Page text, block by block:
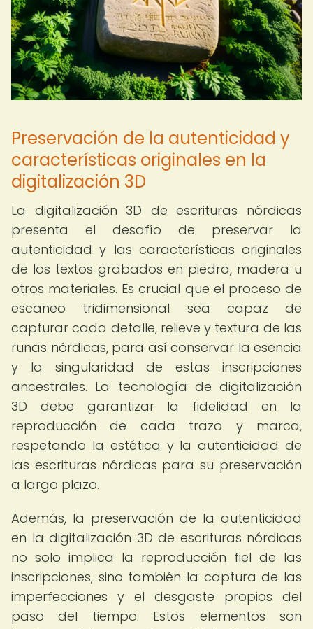
Preservación de la autenticidad y
características originales en la
digitalización 3D
La digitalización 3D de escrituras nórdicas
presenta el desafío de preservar la
autenticidad y las características originales
de los textos grabados en piedra, madera u
otros materiales. Es crucial que el proceso de
escaneo tridimensional sea capaz de
capturar cada detalle, relieve y textura de las
runas nórdicas, para así conservar la esencia
y la singularidad de estas inscripciones
ancestrales. La tecnología de digitalización
3D debe garantizar la fidelidad en la
reproducción de cada trazo y marca,
respetando la estética y la autenticidad de
las escrituras nórdicas para su preservación
a largo plazo.
Además, la preservación de la autenticidad
en la digitalización 3D de escrituras nórdicas
no solo implica la reproducción fiel de las
inscripciones, sino también la captura de las
imperfecciones y el desgaste propios del
paso del tiempo. Estos elementos son